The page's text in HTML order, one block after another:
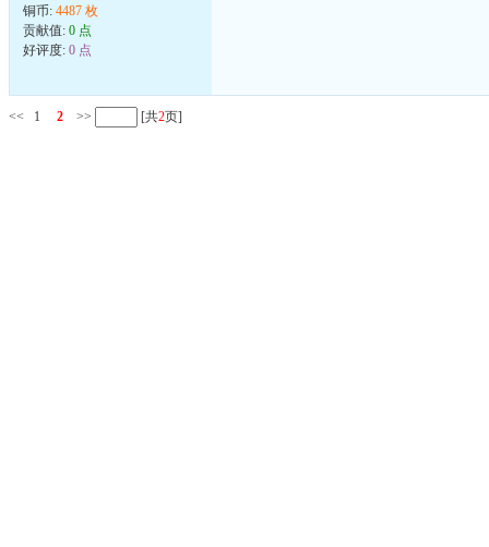
铜币: 4487 枚
贡献值: 0 点
好评度: 0 点
<< 1 2 >> [共2页]